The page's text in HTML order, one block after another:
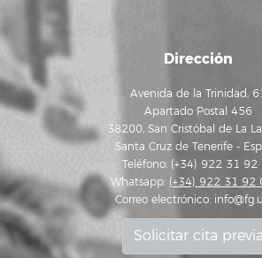
Dirección
Avenida de la Trinidad,
Apartado Postal 456
38200, San Cristóbal de La
Santa Cruz de Tenerife -
Teléfono: (+34) 922 31 92
Whatsapp: (+34) 922 31 92
Correo electrónico:
Solicitar cita previa